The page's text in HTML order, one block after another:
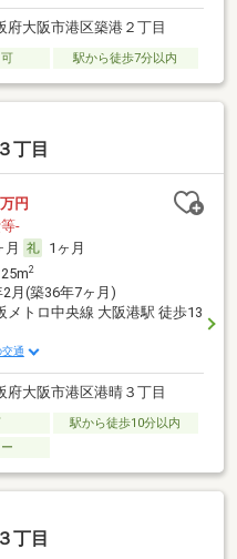
府大阪市港区築港２丁目
駅から徒歩7分以内
丁目
万円
-
月
1ヶ月
2
2月(築36年7ヶ月)
メトロ中央線 大阪港駅 徒歩13
通
府大阪市港区港晴３丁目
駅から徒歩10分以内
丁目